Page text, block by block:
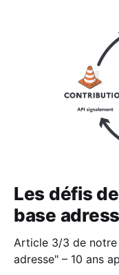
Les défis
base
Article 3/3 de notre
adresse" – 10 ans après la loi pour une république